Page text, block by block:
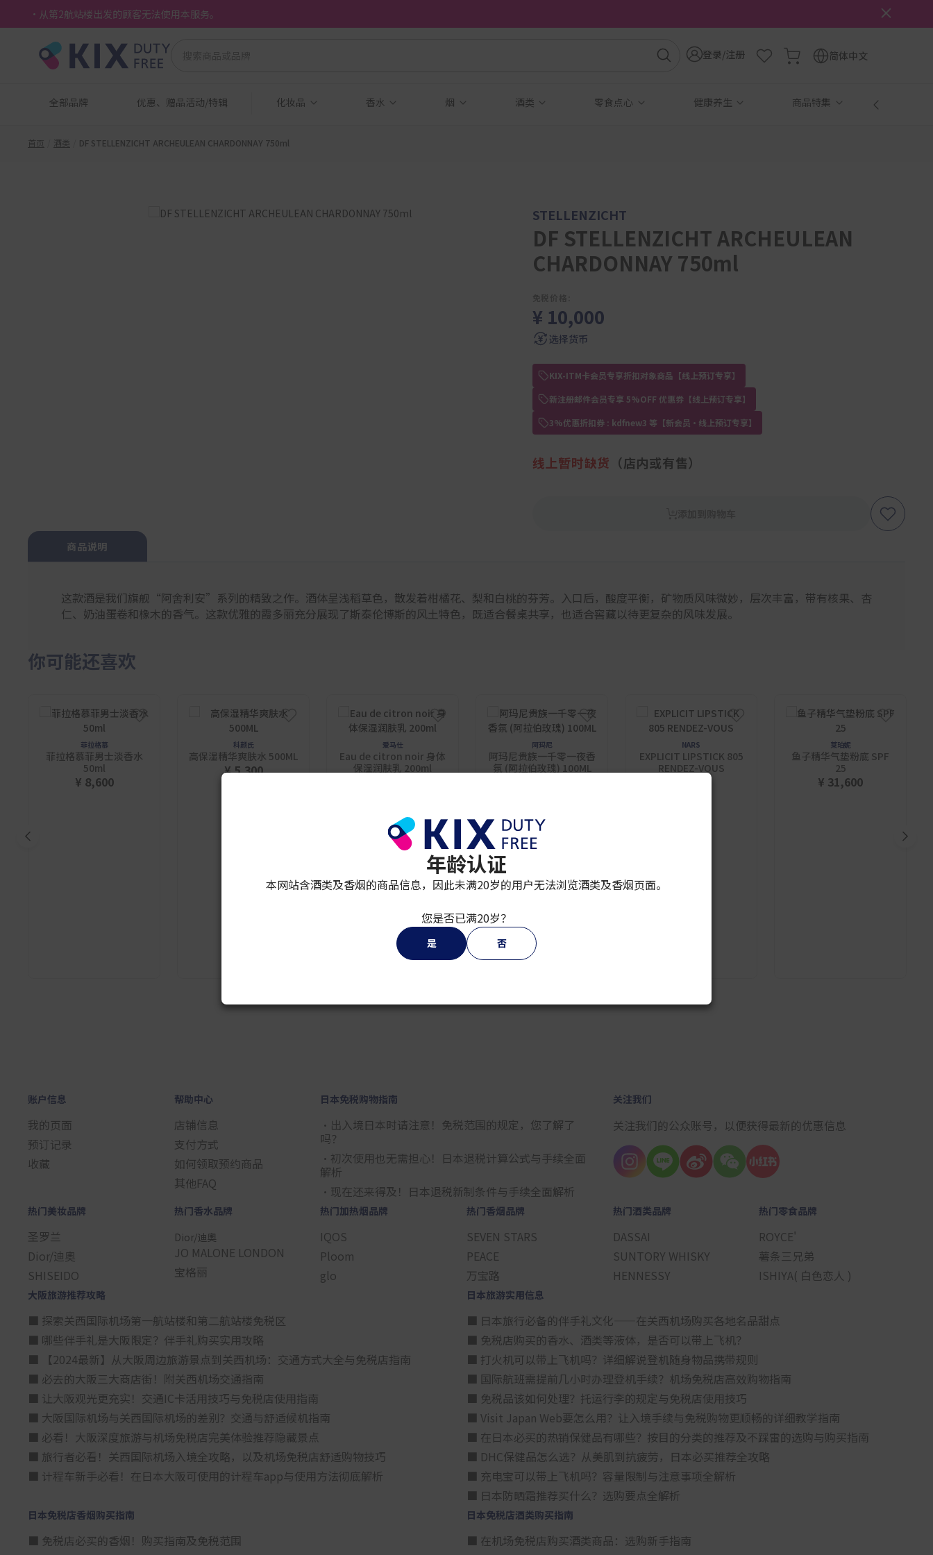
・从第2航站楼出发的顾客无法使用本服务。
登录/注册 简体中文
全部品牌 优惠、赠品活动/特辑 化妆品 香水 烟 酒类 零食点心 健康养生 商品特集
首页 酒类 DF STELLENZICHT ARCHEULEAN CHARDONNAY 750ml
STELLENZICHT
DF STELLENZICHT ARCHEULEAN
CHARDONNAY 750ml
¥ 10,000
选择货币
KIX-ITM卡会员专享折扣对象商品【线上预订专享】
新注册邮件会员专享 5%OFF 优惠券【线上预订专享】
3%优惠折扣券 : kdfnew3 等【新会员・线上预订专享】
线上暂时缺货 （店内或有售）
商品说明
这款酒是我们旗舰“阿舍利安”系列的精致之作。酒体呈浅稻草色，散发着柑橘花、梨和白桃的芬芳。入口后，酸度平衡，矿物质风味微妙，层次丰富，带有核果、杏
仁、奶油蛋卷和橡木的香气。这款优雅的霞多丽充分展现了斯泰伦博斯的风土特色，既适合餐桌共享，也适合窖藏以待更复杂的风味发展。
你可能还喜欢
菲拉格慕
菲拉格慕菲男士淡香水
50ml
¥ 8,600
科颜氏
高保湿精华爽肤水 500ML
¥ 5,300
爱马仕
Eau de citron noir 身体
保湿润肤乳 200ml
阿玛尼
阿玛尼贵族一千零一夜香
氛 (阿拉伯玫瑰) 100ML
NARS
EXPLICIT LIPSTICK 805
RENDEZ-VOUS
莱珀妮
鱼子精华气垫粉底 SPF
25
¥ 31,600
1 2 3 4 5 6 7 8 9 10
账户信息
我的页面
预订记录
收藏
帮助中心
店铺信息
支付方式
如何领取预约商品
其他FAQ
日本免税购物指南
・出入境日本时请注意！免税范围的规定，您了解了
吗？
・初次使用也无需担心！日本退税计算公式与手续全面
解析
・现在还来得及！日本退税新制条件与手续全面解析
关注我们
关注我们的公众账号，以便获得最新的优惠信息
热门美妆品牌
圣罗兰
Dior/迪奧
SHISEIDO
热门香水品牌
Dior/迪奧
JO MALONE LONDON
宝格丽
热门加热烟品牌
IQOS
Ploom
glo
热门香烟品牌
SEVEN STARS
PEACE
万宝路
热门酒类品牌
DASSAI
SUNTORY WHISKY
HENNESSY
热门零食品牌
ROYCE'
薯条三兄弟
ISHIYA( 白色恋人 )
大阪旅游推荐攻略
■ 探索关西国际机场第一航站楼和第二航站楼免税区
■ 哪些伴手礼是大阪限定？伴手礼购买实用攻略
■ 【2024最新】从大阪周边旅游景点到关西机场：交通方式大全与免税店指南
■ 必去的大阪三大商店街！附关西机场交通指南
■ 让大阪观光更充实！交通IC卡活用技巧与免税店使用指南
■ 大阪国际机场与关西国际机场的差别？交通与舒适候机指南
■ 必看！大阪深度旅游与机场免税店完美体验推荐隐藏景点
■ 旅行者必看！关西国际机场入境全攻略，以及机场免税店舒适购物技巧
■ 计程车新手必看！在日本大阪可使用的计程车app与使用方法彻底解析
日本旅游实用信息
■ 日本旅行必备的伴手礼文化——在关西机场购买各地名品甜点
■ 免税店购买的香水、酒类等液体，是否可以带上飞机？
■ 打火机可以带上飞机吗？详细解说登机随身物品携带规则
■ 国际航班需提前几小时办理登机手续？机场免税店高效购物指南
■ 免税品该如何处理？托运行李的规定与免税店使用技巧
■ Visit Japan Web要怎么用？让入境手续与免税购物更顺畅的详细教学指南
■ 在日本必买的热销保健品有哪些？按目的分类的推荐及不踩雷的选购与购买指南
■ DHC保健品怎么选？从美肌到抗疲劳，日本必买推荐全攻略
■ 充电宝可以带上飞机吗？容量限制与注意事项全解析
■ 日本防晒霜推荐买什么？选购要点全解析
日本免税店香烟购买指南
■ 免税店必买的香烟！购买指南及免税范围
日本免税店酒类购买指南
■ 在机场免税店购买酒类商品：选购新手指南
年龄认证
本网站含酒类及香烟的商品信息，因此未满20岁的用户无法浏览酒类及香烟页面。
您是否已满20岁？
是 否